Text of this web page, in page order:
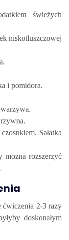
świeżych
niskotłuszczowej
i pomidora.
Sałatka
można rozszerzyć
2-3 razy
doskonałym